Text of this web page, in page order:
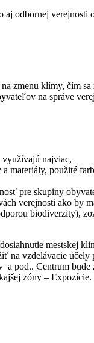
odbornej verejnosti
zmenu klímy, čím
na správe
najviac,
materiály, použité
pre skupiny
verejnosti ako by
biodiverzity),
mestskej
na vzdelávacie
pod.. Centrum
zóny –